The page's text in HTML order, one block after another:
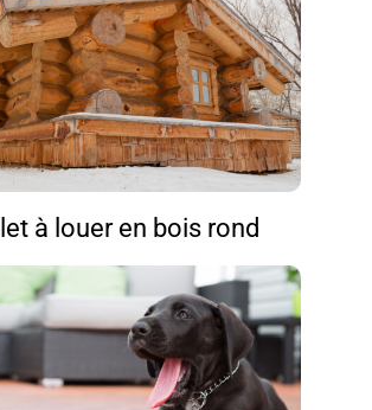
à louer en bois rond